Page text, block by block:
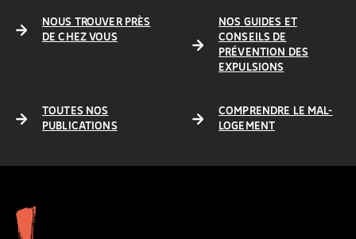
NOUS TROUVER PRÈS
DE CHEZ VOUS
NOS GUIDES ET
CONSEILS DE
PRÉVENTION DES
EXPULSIONS
TOUTES NOS
PUBLICATIONS
COMPRENDRE LE MAL-
LOGEMENT